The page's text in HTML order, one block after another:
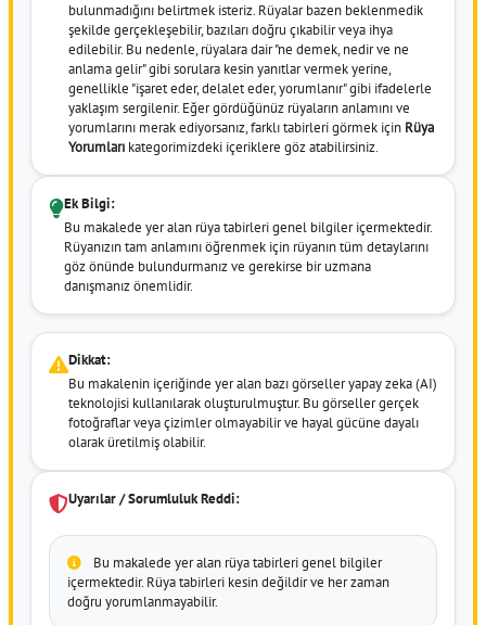
bulunmadığını belirtmek isteriz. Rüyalar bazen beklenmedik
şekilde gerçekleşebilir, bazıları doğru çıkabilir veya ihya
edilebilir. Bu nedenle, rüyalara dair "ne demek, nedir ve ne
anlama gelir" gibi sorulara kesin yanıtlar vermek yerine,
genellikle "işaret eder, delalet eder, yorumlanır" gibi ifadelerle
yaklaşım sergilenir. Eğer gördüğünüz rüyaların anlamını ve
yorumlarını merak ediyorsanız, farklı tabirleri görmek için Rüya
Yorumları kategorimizdeki içeriklere göz atabilirsiniz.
Ek Bilgi:
Bu makalede yer alan rüya tabirleri genel bilgiler içermektedir.
Rüyanızın tam anlamını öğrenmek için rüyanın tüm detaylarını
göz önünde bulundurmanız ve gerekirse bir uzmana
danışmanız önemlidir.
Dikkat:
Bu makalenin içeriğinde yer alan bazı görseller yapay zeka (AI)
teknolojisi kullanılarak oluşturulmuştur. Bu görseller gerçek
fotoğraflar veya çizimler olmayabilir ve hayal gücüne dayalı
olarak üretilmiş olabilir.
Uyarılar / Sorumluluk Reddi:
Bu makalede yer alan rüya tabirleri genel bilgiler
içermektedir. Rüya tabirleri kesin değildir ve her zaman
doğru yorumlanmayabilir.